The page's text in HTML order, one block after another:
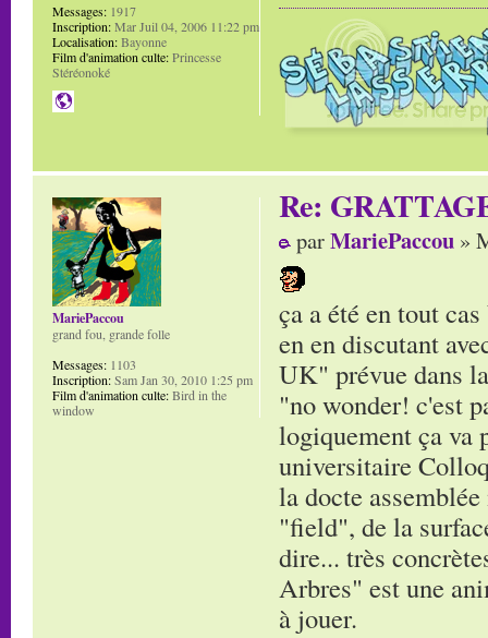
Messages: 1917
Inscription:Mar Juil 04, 2006 11:22 pm
Localisation:Bayonne
Film d'animation culte:Princesse
Stéréonoké
Re:
parMariePaccou »
ça a été en tout
en en discutant
UK" prévue dans
"no wonder! c'est
logiquement ça va
universitaire
la docte
"field", de la
dire... très
Arbres" est une
à jouer.
MariePaccou
grand fou, grande folle
Messages: 1103
Inscription:Sam Jan 30, 2010 1:25 pm
Film d'animation culte:Bird in the
window